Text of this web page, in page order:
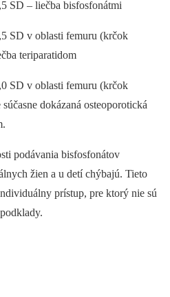
SD –⁠ liečba bisfosfonátmi
SD v oblasti femuru (krčok
teri­pa­ra­tidom
SD v oblasti femuru (krčok
dokázaná osteoporotická
podávania bisfosfonátov
žien a u detí chýbajú. Tieto
prístup, pre ktorý nie sú